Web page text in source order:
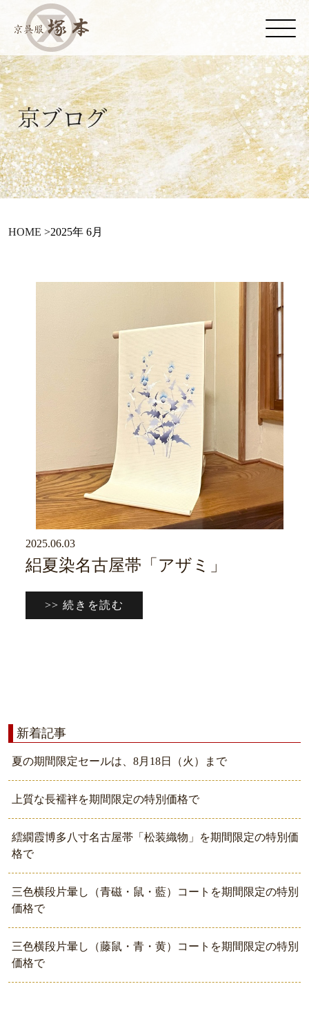
HOME >2025年 6月
2025.06.03
絽夏染名古屋帯「アザミ」
>> 続きを読む
新着記事
夏の期間限定セールは、8月18日（火）まで
上質な長襦袢を期間限定の特別価格で
繧繝霞博多八寸名古屋帯「松装織物」を期間限定の特別価
格で
三色横段片暈し（青磁・鼠・藍）コートを期間限定の特別
価格で
三色横段片暈し（藤鼠・青・黄）コートを期間限定の特別
価格で